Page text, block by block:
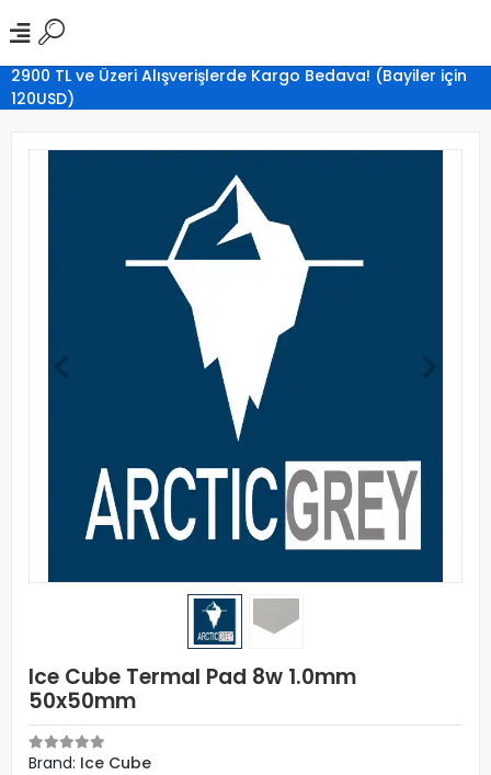
2900 TL ve Üzeri Alışverişlerde Kargo Bedava! (Bayiler için
120USD)
Ice Cube Termal Pad 8w 1.0mm
50x50mm
Brand: Ice Cube